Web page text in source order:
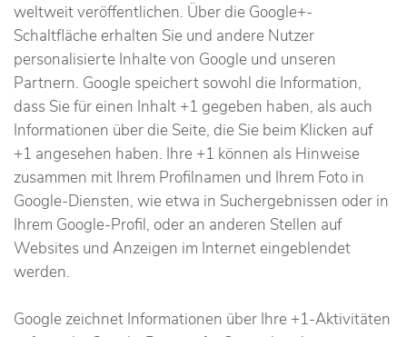
weltweit veröffentlichen. Über die Google+-
Schaltfläche erhalten Sie und andere Nutzer
personalisierte Inhalte von Google und unseren
Partnern. Google speichert sowohl die Information,
dass Sie für einen Inhalt +1 gegeben haben, als auch
Informationen über die Seite, die Sie beim Klicken auf
+1 angesehen haben. Ihre +1 können als Hinweise
zusammen mit Ihrem Profilnamen und Ihrem Foto in
Google-Diensten, wie etwa in Suchergebnissen oder in
Ihrem Google-Profil, oder an anderen Stellen auf
Websites und Anzeigen im Internet eingeblendet
werden.
Google zeichnet Informationen über Ihre +1-Aktivitäten